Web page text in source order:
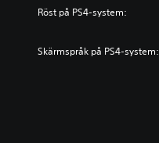
Röst på PS4-system:
Skärmspråk på PS4-system: